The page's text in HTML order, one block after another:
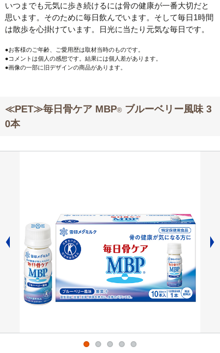
いつまでも元気に歩き続けるには骨の健康が一番大切だと
思います。そのために毎日飲んでいます。そして毎日1時間
は散歩を心掛けています。日光に当たり元気な毎日です。
●お客様のご年齢、ご愛用歴は取材当時のものです。
●コメントは個人の感想です。結果には個人差があります。
●画像の一部に旧デザインの商品があります。
≪PET≫毎日骨ケア MBP® ブルーベリー風味 3
0本